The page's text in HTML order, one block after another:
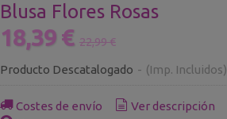
Blusa Flores Rosas
18,39 € 22,99 €
Producto Descatalogado - (Imp. Incluidos)
Costes de envío
Ver descripción